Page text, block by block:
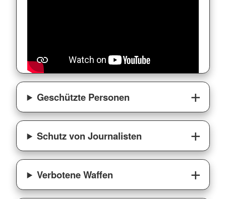
Geschützte Personen
Schutz von Journalisten
Verbotene Waffen